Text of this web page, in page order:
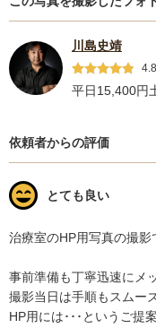
川島史靖
平日15,400円
依頼者からの評価
とても良い
治療室のHP用写真の撮影
事前準備も丁寧迅速にメ
撮影当日は手順もスムー
HP用には･･･というご提